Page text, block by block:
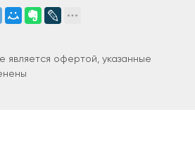
является офертой, указанные